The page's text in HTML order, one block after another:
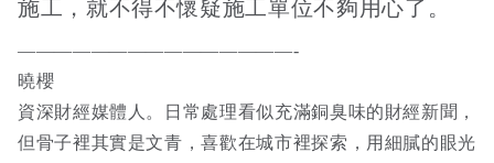
施工，就不得不懷疑施工單位不夠用心了。
———————————————-
曉櫻
資深財經媒體人。日常處理看似充滿銅臭味的財經新聞，
但骨子裡其實是文青，喜歡在城市裡探索，用細膩的眼光